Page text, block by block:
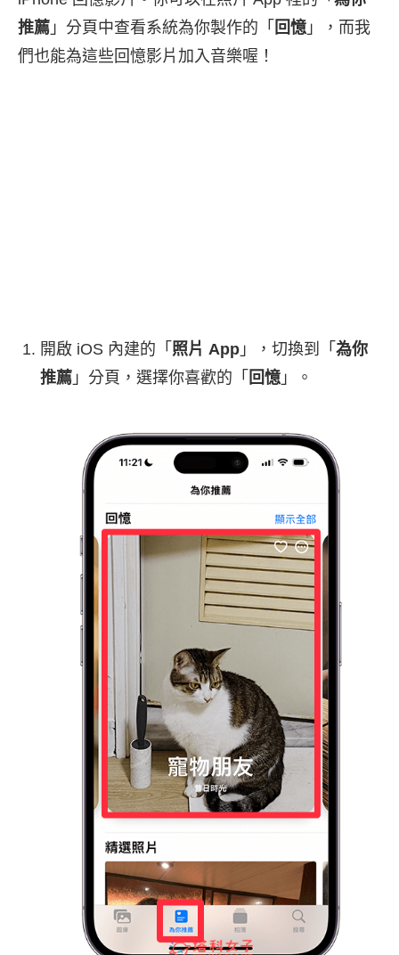
推薦 」分頁中查看系統為你製作的「 回憶 」，而我
們也能為這些回憶影片加入音樂喔！
開啟 iOS 內建的「 照片 App 」，切換到「 為你
推薦 」分頁，選擇你喜歡的「 回憶 」。